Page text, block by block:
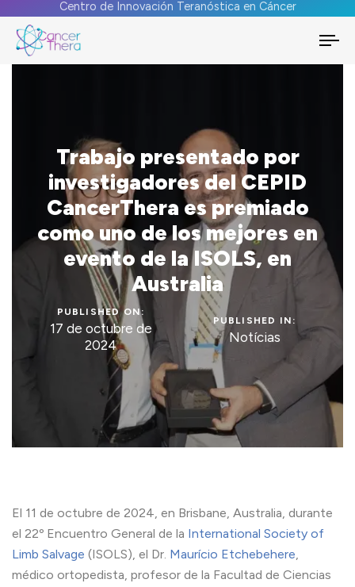
Centro de Innovación Teranóstica en Cáncer
Trabajo presentado por
investigadores del CEPID
CancerThera es premiado
como uno de los mejores en
evento de la ISOLS, en
Australia
PUBLISHED ON:
17 de octubre de
2024
PUBLISHED IN:
Notícias
El 11 de octubre de 2024, en Brisbane, Australia, durante
el 22º Encuentro General de la International Society of
Limb Salvage (ISOLS), el Dr. Maurício Etchebehere,
médico ortopedista, profesor de la Facultad de Ciencias